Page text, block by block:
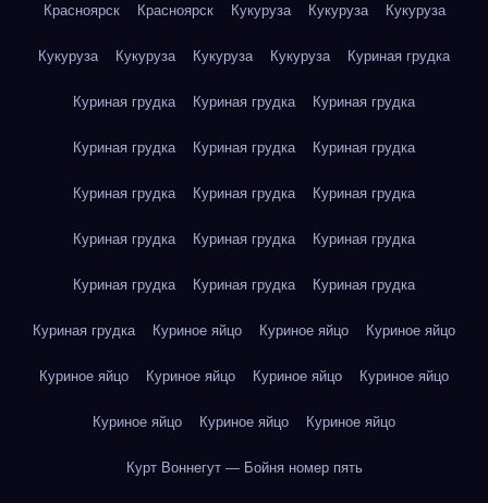
Красноярск Красноярск Кукуруза Кукуруза Кукуруза
Кукуруза Кукуруза Кукуруза Кукуруза Куриная грудка
Куриная грудка Куриная грудка Куриная грудка
Куриная грудка Куриная грудка Куриная грудка
Куриная грудка Куриная грудка Куриная грудка
Куриная грудка Куриная грудка Куриная грудка
Куриная грудка Куриная грудка Куриная грудка
Куриная грудка Куриное яйцо Куриное яйцо Куриное яйцо
Куриное яйцо Куриное яйцо Куриное яйцо Куриное яйцо
Куриное яйцо Куриное яйцо Куриное яйцо
Курт Воннегут — Бойня номер пять